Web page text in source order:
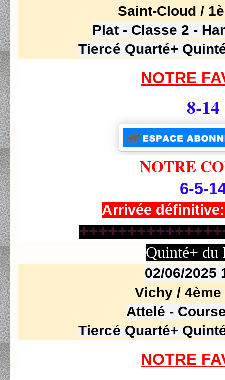
Saint-Cloud / 1
Plat - Classe 2 -
Tiercé Quarté+
NOTRE
8-14
NOTRE
6-5-
Arrivée
Quinté+ du
02/06/2025
Vichy / 4ème
Attelé -
Tiercé Quarté+
NOTRE